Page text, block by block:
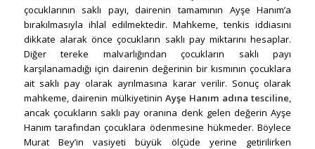
çocuklarının saklı payı, dairenin tamamının Ayşe Hanım’a
bırakılmasıyla ihlal edilmektedir. Mahkeme, tenkis iddiasını
dikkate alarak önce çocukların saklı pay miktarını hesaplar.
Diğer tereke malvarlığından çocukların saklı payı
karşılanamadığı için dairenin değerinin bir kısmının çocuklara
ait saklı pay olarak ayrılmasına karar verilir. Sonuç olarak
mahkeme, dairenin mülkiyetinin Ayşe Hanım adına tesciline
ancak çocukların saklı pay oranına denk gelen değerin Ayşe
Hanım tarafından çocuklara ödenmesine hükmeder. Böylece
Murat Bey’in vasiyeti büyük ölçüde yerine getirilirken